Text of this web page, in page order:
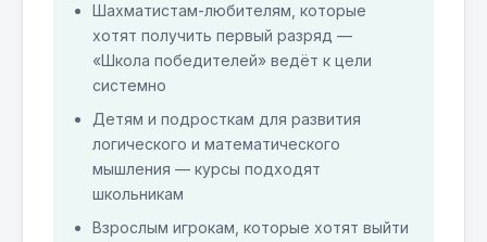
Шахматистам-любителям, которые
хотят получить первый разряд —
«Школа победителей» ведёт к цели
системно
Детям и подросткам для развития
логического и математического
мышления — курсы подходят
школьникам
Взрослым игрокам, которые хотят выйти